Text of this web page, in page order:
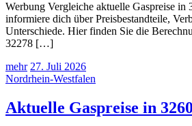
Werbung Vergleiche aktuelle Gaspreise in
informiere dich über Preisbestandteile,
Unterschiede. Hier finden Sie die
32278 […]
mehr 27. Juli 2026
Nordrhein-Westfalen
Aktuelle Gaspreise in